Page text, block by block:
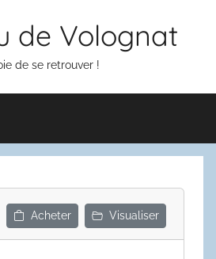
de Volognat
de se retrouver !
Acheter Visualiser